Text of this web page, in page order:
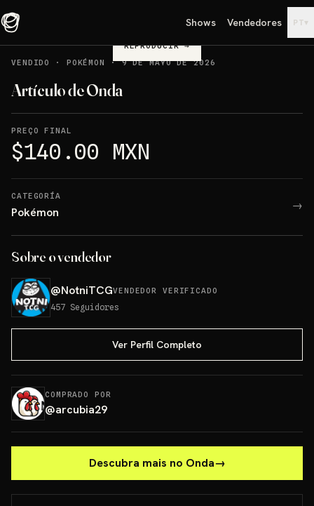
Shows Vendedores PT▾
REPRODUCIR→
VENDIDO
· POKÉMON ·9 DE MAYO DE 2026
Artículo de Onda
PREÇO FINAL
$140.00 MXN
CATEGORÍA
Pokémon →
Sobre o vendedor
@NotniTCGVENDEDOR VERIFICADO
457 Seguidores
Ver Perfil Completo
COMPRADO POR
@arcubia29
Descubra mais no Onda→